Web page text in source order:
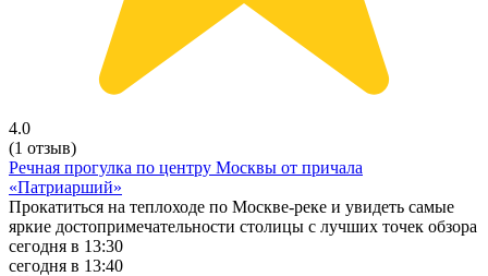
4.0
(1 отзыв)
Речная прогулка по центру Москвы от причала
«Патриарший»
Прокатиться на теплоходе по Москве-реке и увидеть самые
яркие достопримечательности столицы с лучших точек обзора
сегодня в 13:30
сегодня в 13:40